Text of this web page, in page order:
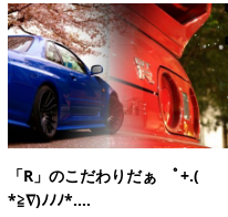
「R」のこだわりだぁ ﾟ+.(
*≧∇)ﾉﾉﾉ*....